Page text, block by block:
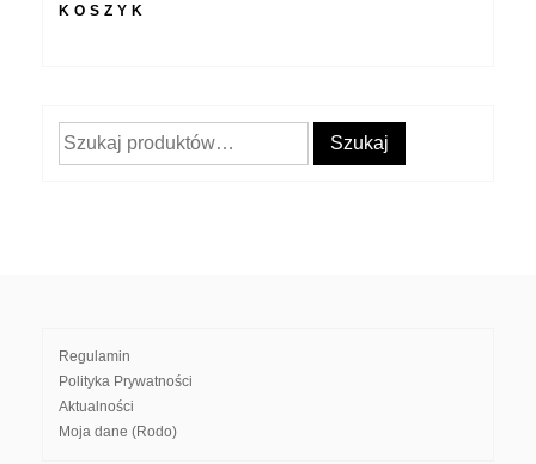
KOSZYK
Szukaj: Szukaj
Regulamin
Polityka Prywatności
Aktualności
Moja dane (Rodo)